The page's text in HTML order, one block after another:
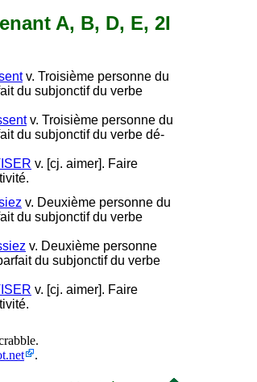
A, B, D, E, 2I
v. Troisième personne du
du subjonctif du verbe
v. Troisième personne du
du subjonctif du verbe dé-
v. [cj. aimer]. Faire
v. Deuxième personne du
du subjonctif du verbe
v. Deuxième personne
du subjonctif du verbe
v. [cj. aimer]. Faire
.